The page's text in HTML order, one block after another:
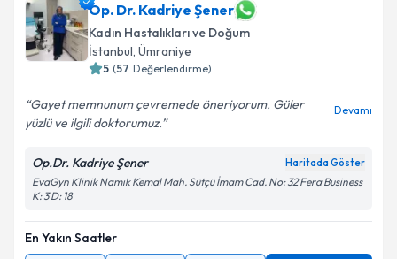
Op. Dr. Kadriye Şener
Kadın Hastalıkları ve Doğum
İstanbul, Ümraniye
5 (57 Değerlendirme)
Gayet memnunum çevremede öneriyorum. Güler
yüzlü ve ilgili doktorumuz.
Devamı
Op.Dr. Kadriye Şener Haritada Göster
EvaGyn Klinik Namık Kemal Mah. Sütçü İmam Cad. No: 32 Fera Business
K: 3 D: 18
En Yakın Saatler